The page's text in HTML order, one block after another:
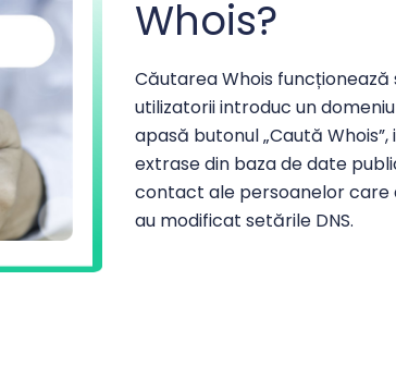
Whois?
Căutarea Whois
utilizatorii introduc un
apasă butonul „Caută
extrase din baza de date
contact ale persoanelor care
au modificat setările DNS.